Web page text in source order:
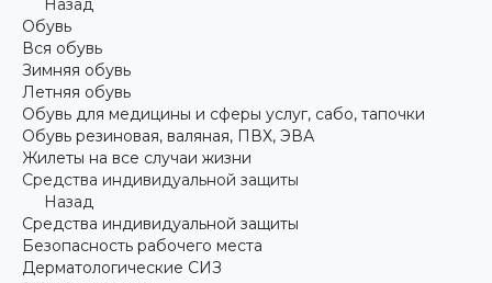
Обувь
Вся обувь
Зимняя обувь
Летняя обувь
Обувь для медицины и сферы услуг, сабо, тапочки
Обувь резиновая, валяная, ПВХ, ЭВА
Жилеты на все случаи жизни
Средства индивидуальной защиты
Назад
Средства индивидуальной защиты
Безопасность рабочего места
Дерматологические СИЗ